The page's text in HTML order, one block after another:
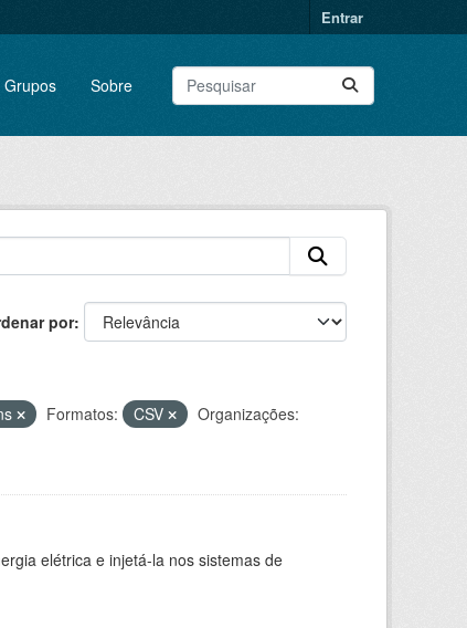
Entrar
Grupos Sobre
por
Formatos: CSV
Organizações:
elétrica e injetá-la nos sistemas de